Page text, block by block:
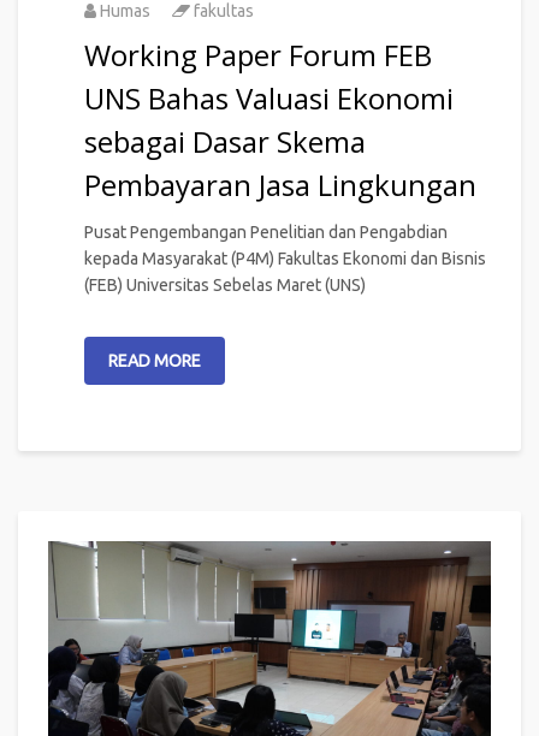
Humas
fakultas
Working Paper Forum FEB
UNS Bahas Valuasi Ekonomi
sebagai Dasar Skema
Pembayaran Jasa Lingkungan
Pusat Pengembangan Penelitian dan Pengabdian
kepada Masyarakat (P4M) Fakultas Ekonomi dan Bisnis
(FEB) Universitas Sebelas Maret (UNS)
READ MORE